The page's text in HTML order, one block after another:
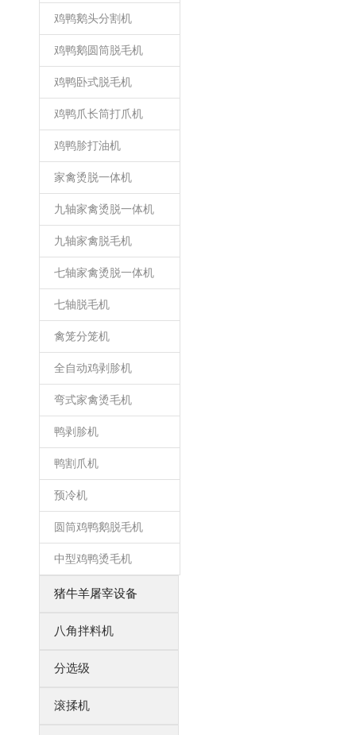
鸡鸭鹅头分割机
鸡鸭鹅圆筒脱毛机
鸡鸭卧式脱毛机
鸡鸭爪长筒打爪机
鸡鸭胗打油机
家禽烫脱一体机
九轴家禽烫脱一体机
九轴家禽脱毛机
七轴家禽烫脱一体机
七轴脱毛机
禽笼分笼机
全自动鸡剥胗机
弯式家禽烫毛机
鸭剥胗机
鸭割爪机
预冷机
圆筒鸡鸭鹅脱毛机
中型鸡鸭烫毛机
猪牛羊屠宰设备
八角拌料机
分选级
滚揉机